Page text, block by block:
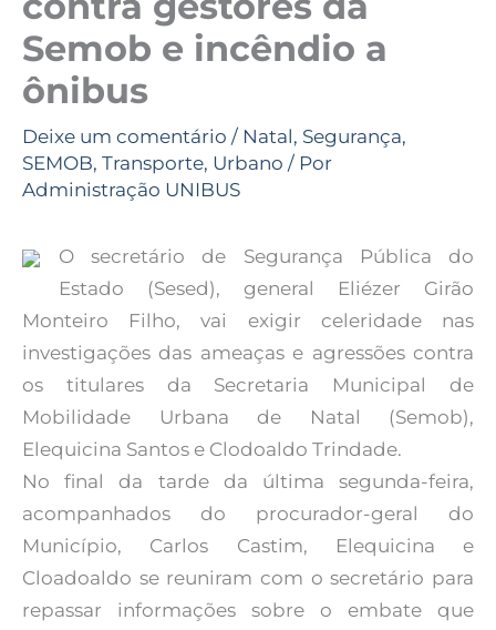
Semob e incêndio a
ônibus
Deixe um comentário / Natal, Segurança,
SEMOB, Transporte, Urbano / Por
Administração UNIBUS
O secretário de Segurança Pública do
Estado (Sesed), general Eliézer Girão
Monteiro Filho, vai exigir celeridade nas
investigações das ameaças e agressões contra
os titulares da Secretaria Municipal de
Mobilidade Urbana de Natal (Semob),
Elequicina Santos e Clodoaldo Trindade.
No final da tarde da última segunda-feira,
acompanhados do procurador-geral do
Município, Carlos Castim, Elequicina e
Cloadoaldo se reuniram com o secretário para
repassar informações sobre o embate que